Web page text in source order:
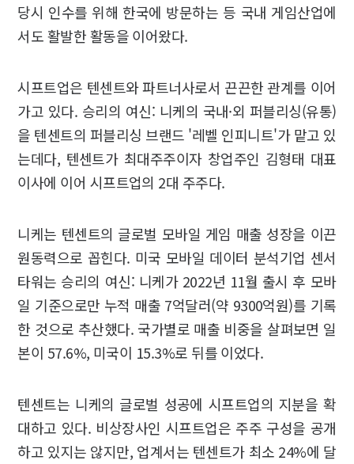
당시 인수를 위해 한국에 방문하는 등 국내 게임산업에
서도 활발한 활동을 이어왔다.
시프트업은 텐센트와 파트너사로서 끈끈한 관계를 이어
가고 있다. 승리의 여신: 니케의 국내·외 퍼블리싱(유통)
을 텐센트의 퍼블리싱 브랜드 '레벨 인피니트'가 맡고 있
는데다, 텐센트가 최대주주이자 창업주인 김형태 대표
이사에 이어 시프트업의 2대 주주다.
니케는 텐센트의 글로벌 모바일 게임 매출 성장을 이끈
원동력으로 꼽힌다. 미국 모바일 데이터 분석기업 센서
타워는 승리의 여신: 니케가 2022년 11월 출시 후 모바
일 기준으로만 누적 매출 7억달러(약 9300억원)를 기록
한 것으로 추산했다. 국가별로 매출 비중을 살펴보면 일
본이 57.6%, 미국이 15.3%로 뒤를 이었다.
텐센트는 니케의 글로벌 성공에 시프트업의 지분을 확
대하고 있다. 비상장사인 시프트업은 주주 구성을 공개
하고 있지는 않지만, 업계서는 텐센트가 최소 24%에 달